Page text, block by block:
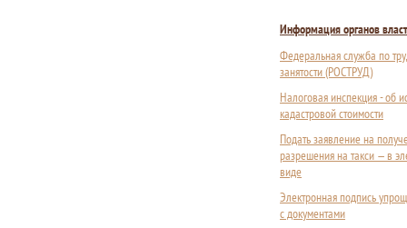
Информация органов
Федеральная служба по
занятости (РОСТРУД)
Налоговая инспекция - об
кадастровой стоимости
Подать заявление на
разрешения на такси — в
виде
Электронная подпись
с документами